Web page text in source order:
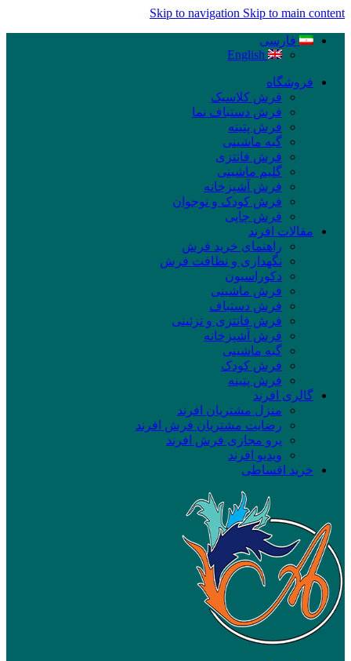
Skip to navigation Skip to main content
فارسی
English
فروشگاه
فرش کلاسیک
فرش دستباف نما
فرش پتینه
گبه ماشینی
فرش فانتزی
گلیم ماشینی
فرش آشپزخانه
فرش کودک و نوجوان
فرش چاپی
مقالات افرند
راهنمای خرید فرش
نگهداری و نظافت فرش
دکوراسیون
فرش ماشینی
فرش دستباف
فرش فانتزی و تزئینی
فرش آشپزخانه
گبه ماشینی
فرش کودک
فرش پتینه
گالری افرند
منزل مشتریان افرند
رضایت مشتریان فرش افرند
پرو مجازی فرش افرند
ویدیو افرند
خرید اقساطی